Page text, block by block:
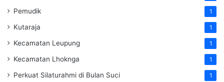
Pemudik 1
Kutaraja 1
Kecamatan Leupung 1
Kecamatan Lhoknga 1
Perkuat Silaturahmi di Bulan Suci 1